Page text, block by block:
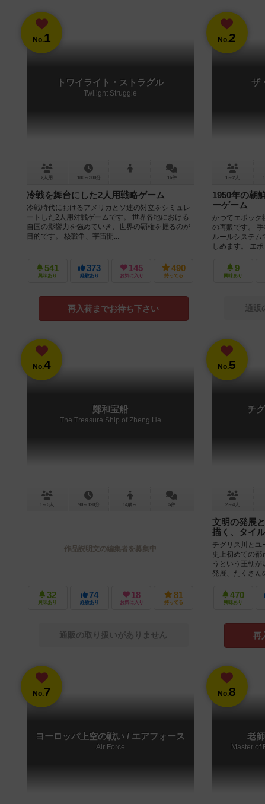
No.1
トワイライト・ストラグル
Twilight Struggle
2人用 180～300分 16件
冷戦を舞台にした2人用戦略ゲーム
冷戦時代におけるアメリカとソ連の対立をシミュレ
ートした2人用対戦ゲームです。 世界各地における
自国の影響力を強めていき、世界の覇権を握るのが
目的です。 核戦争、宇宙開...
541
興味あり
373
経験あり
145
お気に入り
490
持ってる
再入荷までお待ち下さい
No.2
ザ
1～2人
1950年の朝
ーゲーム
かつてエポック
の再販です。
ルールシステム
しめます。 エ
9
興味あり
通
No.4
鄭和宝船
The Treasure Ship of Zheng He
1～5人 90～120分 14歳～ 5件
作品説明文の編集者を募集中
32
興味あり
74
経験あり
18
お気に入り
81
持ってる
通販の取り扱いがありません
No.5
チ
2～4人
文明の発展
描く、タイ
チグリス川とユ
史上初めての都
うという王朝
発展、たくさん
470
興味あり
再
No.7
ヨーロッパ上空の戦い / エアフォース
Air Force
No.8
老
Master of